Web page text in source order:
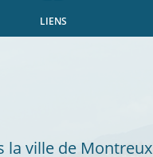
LIENS
la ville de Montreux